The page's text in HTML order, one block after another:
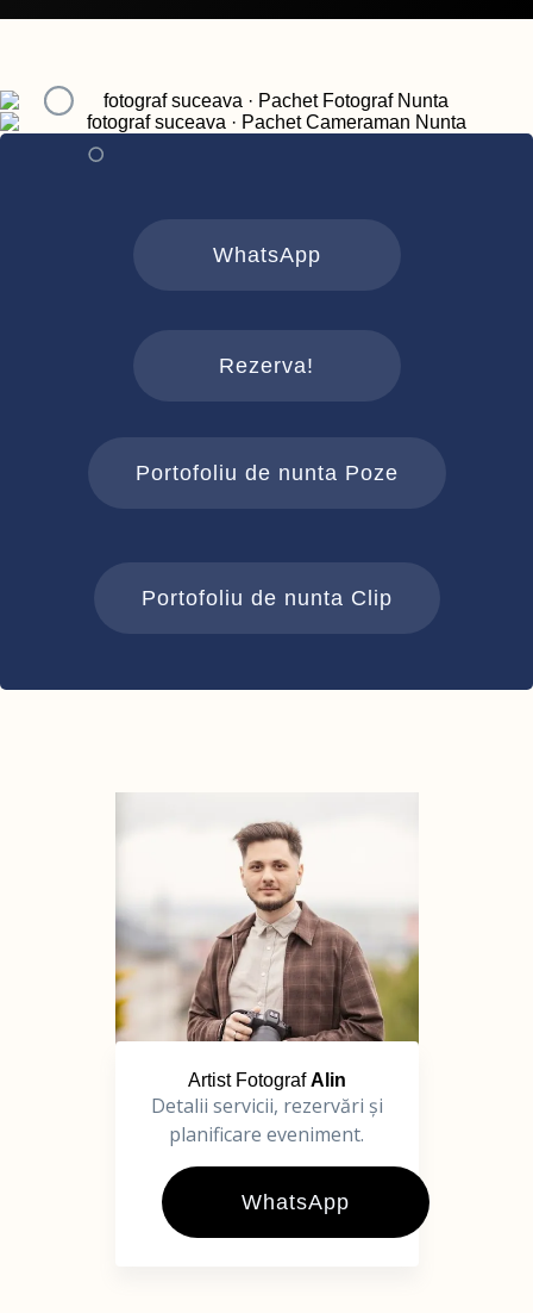
WhatsApp
Rezerva!
Portofoliu de nunta Poze
Portofoliu de nunta Clip
Artist FotografAlin
Detalii servicii, rezervări și
planificare eveniment.
WhatsApp